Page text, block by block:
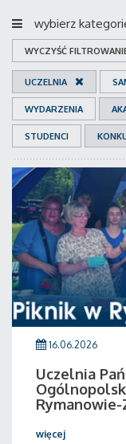
wybierz
WYCZYŚĆ
UCZELNIA
WYDARZENIA
STUDENCI
16.06.2026
Uczelnia
więcej